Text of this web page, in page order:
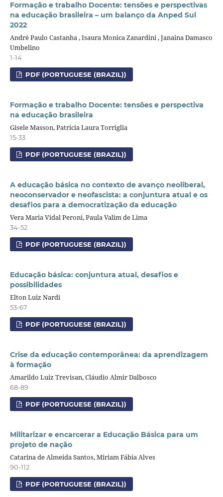
Formação e trabalho Docente: tensões e perspectivas
na educação brasileira – um balanço da Anped Sul
2022
André Paulo Castanha , Isaura Monica Zanardini , Janaina Damasco
Umbelino
1-14
PDF (PORTUGUESE (BRAZIL))
Formação e trabalho Docente: tensões e perspectiva
na educação brasileira
Gisele Masson, Patricia Laura Torriglia
15-33
PDF (PORTUGUESE (BRAZIL))
A educação básica no contexto de avanço neoliberal,
neoconservador e neofascista: a conjuntura atual e os
desafios para a democratização da educação
Vera Maria Vidal Peroni, Paula Valim de Lima
34-52
PDF (PORTUGUESE (BRAZIL))
Educação básica: conjuntura atual, desafios e
possibilidades
Elton Luiz Nardi
53-67
PDF (PORTUGUESE (BRAZIL))
Crise da educação contemporânea: da aprendizagem
à formação
Amarildo Luiz Trevisan, Cláudio Almir Dalbosco
68-89
PDF (PORTUGUESE (BRAZIL))
Militarizar e encarcerar a Educação Básica para um
projeto de nação
Catarina de Almeida Santos, Miriam Fábia Alves
90-112
PDF (PORTUGUESE (BRAZIL))